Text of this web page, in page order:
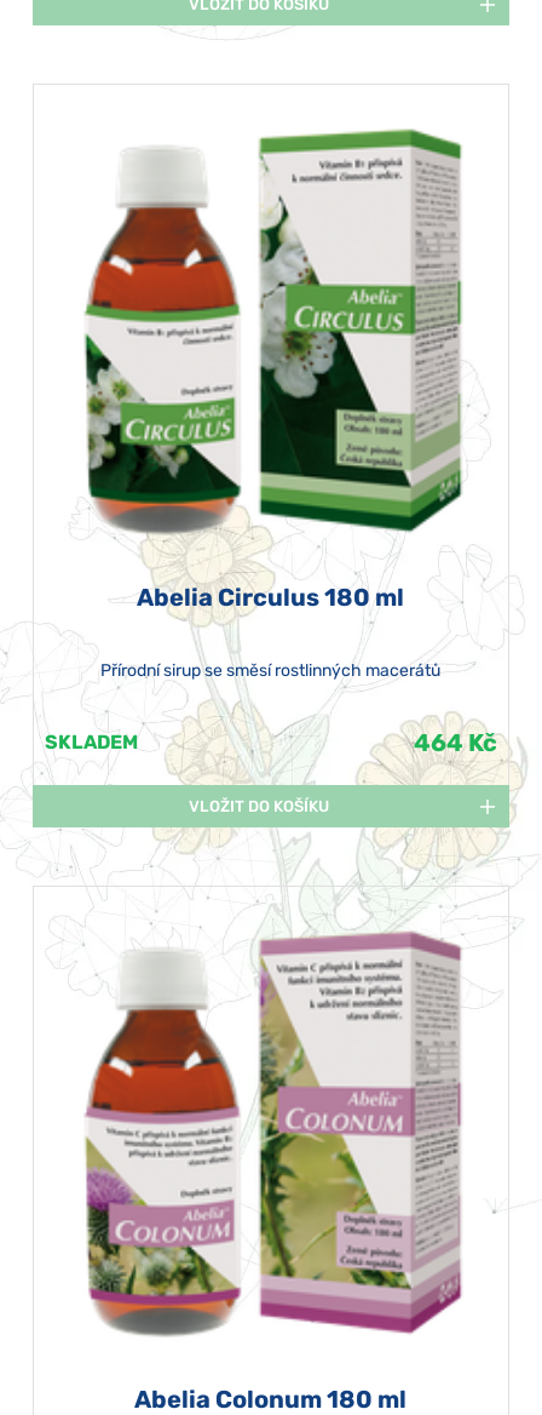
VLOŽIT DO KOŠÍKU
Abelia Circulus 180 ml
Přírodní sirup se směsí rostlinných macerátů
SKLADEM 464 Kč
VLOŽIT DO KOŠÍKU
Abelia Colonum 180 ml